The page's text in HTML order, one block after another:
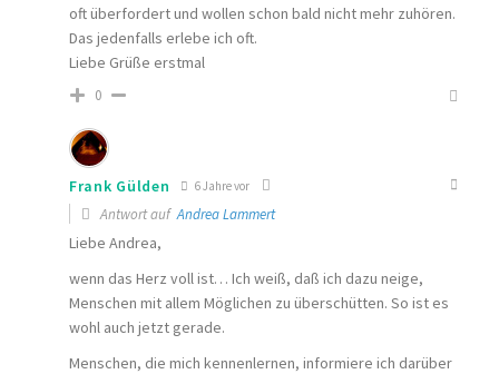
oft überfordert und wollen schon bald nicht mehr zuhören.
Das jedenfalls erlebe ich oft.
Liebe Grüße erstmal
0
Frank Gülden 6 Jahre vor
Antwort aufAndrea Lammert
Liebe Andrea,
wenn das Herz voll ist… Ich weiß, daß ich dazu neige,
Menschen mit allem Möglichen zu überschütten. So ist es
wohl auch jetzt gerade.
Menschen, die mich kennenlernen, informiere ich darüber